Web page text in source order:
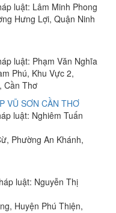
luật: Lâm Minh Phong
Hưng Lợi, Quận Ninh
luật: Phạm Văn Nghĩa
Phú, Khu Vực 2,
Cần Thơ
VŨ SƠN CẦN THƠ
luật: Nghiêm Tuấn
Phường An Khánh,
luật: Nguyễn Thị
Huyện Phú Thiện,